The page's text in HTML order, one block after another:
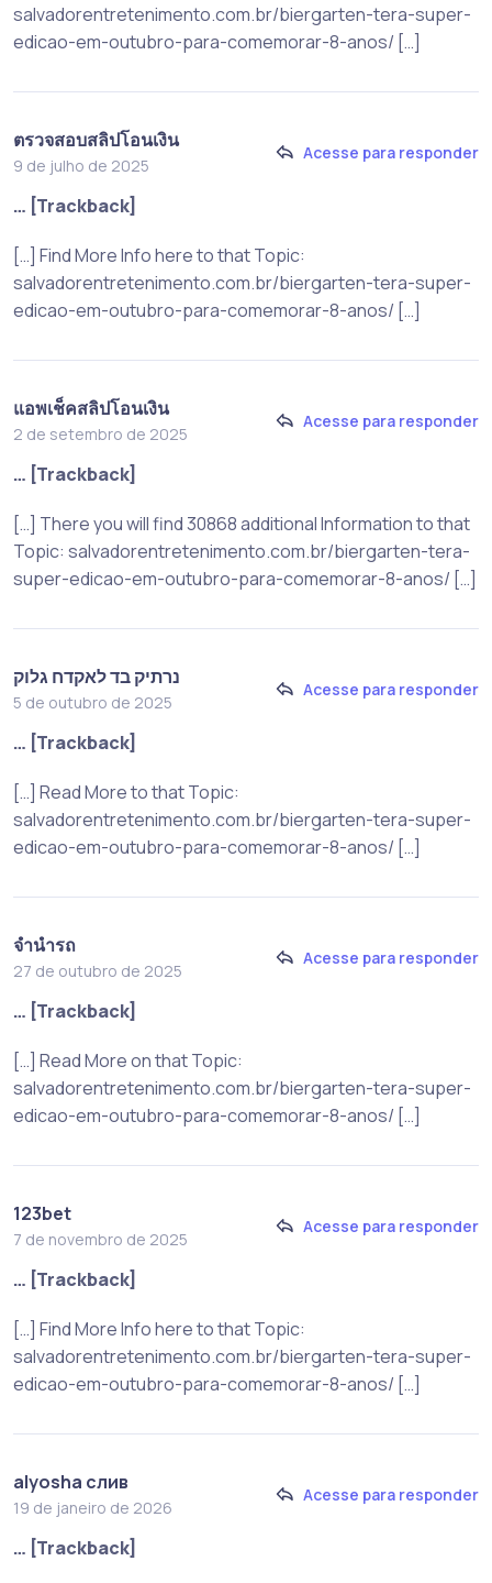
salvadorentretenimento.com.br/biergarten-tera-super-
edicao-em-outubro-para-comemorar-8-anos/ […]
ตรวจสอบสลิปโอนเงิน
9 de julho de 2025
Acesse para responder
… [Trackback]
[…] Find More Info here to that Topic:
salvadorentretenimento.com.br/biergarten-tera-super-
edicao-em-outubro-para-comemorar-8-anos/ […]
แอพเช็คสลิปโอนเงิน
2 de setembro de 2025
Acesse para responder
… [Trackback]
[…] There you will find 30868 additional Information to that
Topic: salvadorentretenimento.com.br/biergarten-tera-
super-edicao-em-outubro-para-comemorar-8-anos/ […]
נרתיק בד לאקדח גלוק
5 de outubro de 2025
Acesse para responder
… [Trackback]
[…] Read More to that Topic:
salvadorentretenimento.com.br/biergarten-tera-super-
edicao-em-outubro-para-comemorar-8-anos/ […]
จำนำรถ
27 de outubro de 2025
Acesse para responder
… [Trackback]
[…] Read More on that Topic:
salvadorentretenimento.com.br/biergarten-tera-super-
edicao-em-outubro-para-comemorar-8-anos/ […]
123bet
7 de novembro de 2025
Acesse para responder
… [Trackback]
[…] Find More Info here to that Topic:
salvadorentretenimento.com.br/biergarten-tera-super-
edicao-em-outubro-para-comemorar-8-anos/ […]
alyosha слив
19 de janeiro de 2026
Acesse para responder
… [Trackback]